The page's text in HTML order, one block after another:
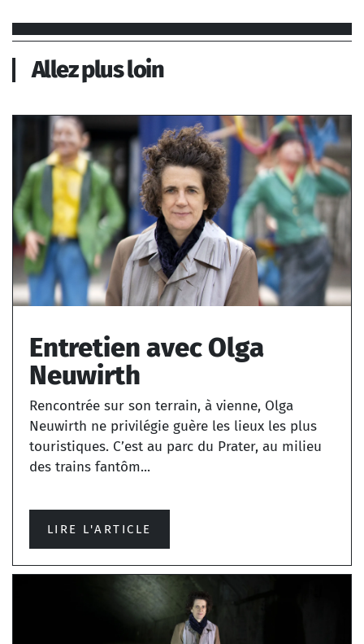
Allez plus loin
Entretien avec Olga
Neuwirth
Rencontrée sur son terrain, à vienne, Olga
Neuwirth ne privilégie guère les lieux les plus
touristiques. C’est au parc du Prater, au milieu
des trains fantôm...
LIRE L'ARTICLE